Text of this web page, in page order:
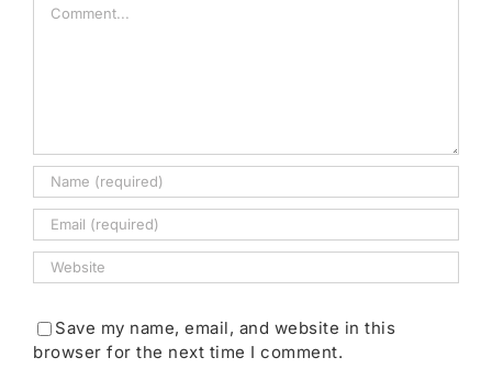
Save my name, email, and website in this
browser for the next time I comment.